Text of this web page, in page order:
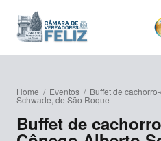
Home / Eventos / Buffet de
Schwade, de São Roque
Buffet de